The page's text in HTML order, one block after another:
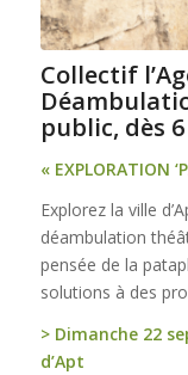
Collectif
public, dès
« EXPLORATION
Explorez la ville
déambulation
pensée de la
solutions à des
> Dimanche 22
d’Apt